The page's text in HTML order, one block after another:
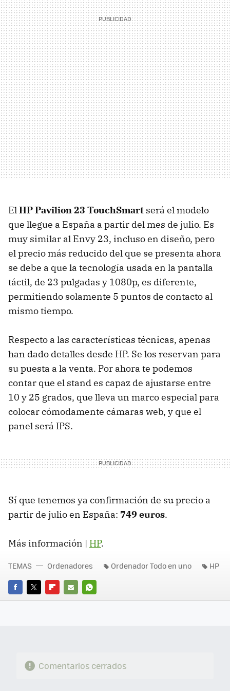
ElHP Pavilion 23 TouchSmart será el modelo
que llegue a España a partir del mes de julio. Es
muy similar al Envy 23, incluso en diseño, pero
el precio más reducido del que se presenta ahora
se debe a que la tecnología usada en la pantalla
táctil, de 23 pulgadas y 1080p, es diferente,
permitiendo solamente 5 puntos de contacto al
mismo tiempo.
Respecto a las características técnicas, apenas
han dado detalles desde HP. Se los reservan para
su puesta a la venta. Por ahora te podemos
contar que el stand es capaz de ajustarse entre
10 y 25 grados, que lleva un marco especial para
colocar cómodamente cámaras web, y que el
panel será IPS.
Sí que tenemos ya confirmación de su precio a
partir de julio en España: 749 euros.
Más información | HP.
FACEBOOK
TWITTERFLIPBOARD
E-
WHATSAPP
TEMAS Ordenadores Ordenador Todo en uno HP
Comentarios cerrados